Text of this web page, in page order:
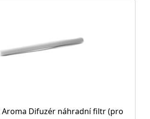
Aroma Difuzér náhradní filtr (pro